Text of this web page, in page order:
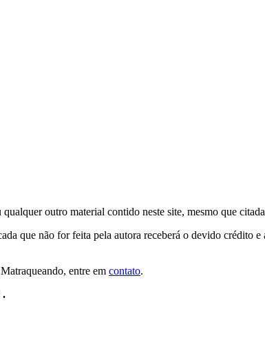
outro material contido neste site, mesmo que
que não for feita pela autora receberá o devido crédito
entre em contato.
.